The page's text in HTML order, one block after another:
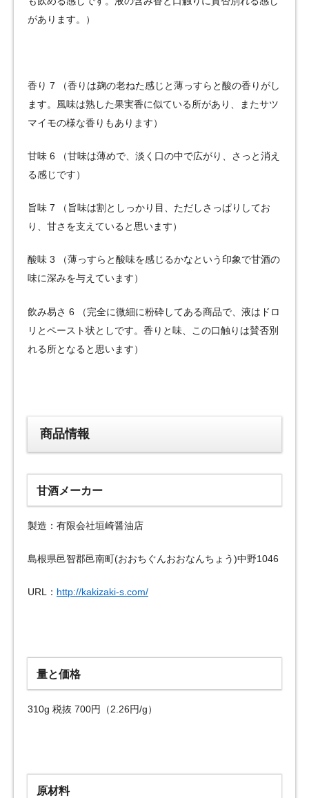
があります。）
香り 7 （香りは麹の老ねた感じと薄っすらと酸の香りがし
ます。風味は熟した果実香に似ている所があり、またサツ
マイモの様な香りもあります）
甘味 6 （甘味は薄めで、淡く口の中で広がり、さっと消え
る感じです）
旨味 7 （旨味は割としっかり目、ただしさっぱりしてお
り、甘さを支えていると思います）
酸味 3 （薄っすらと酸味を感じるかなという印象で甘酒の
味に深みを与えています）
飲み易さ 6 （完全に微細に粉砕してある商品で、液はドロ
リとペースト状としです。香りと味、この口触りは賛否別
れる所となると思います）
商品情報
甘酒メーカー
製造：有限会社垣崎醤油店
島根県邑智郡邑南町(おおちぐんおおなんちょう)中野1046
URL： http://kakizaki-s.com/
量と価格
310g 税抜 700円（2.26円/g）
原材料